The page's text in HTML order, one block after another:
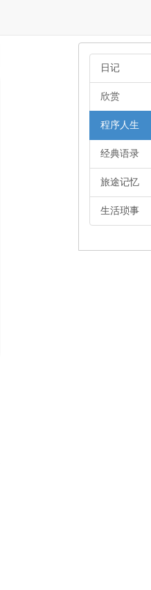
日记
欣赏
程序人生
经典语录
旅途记忆
生活琐事